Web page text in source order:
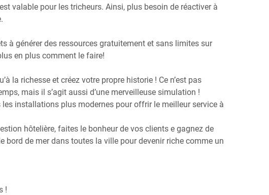
valable pour les tricheurs. Ainsi, plus besoin de réactiver à
à générer des ressources gratuitement et sans limites sur
en plus comment le faire!
la richesse et créez votre propre historie ! Ce n’est pas
mais il s’agit aussi d’une merveilleuse simulation !
installations plus modernes pour offrir le meilleur service à
hôtelière, faites le bonheur de vos clients e gagnez de
bord de mer dans toutes la ville pour devenir riche comme un
!